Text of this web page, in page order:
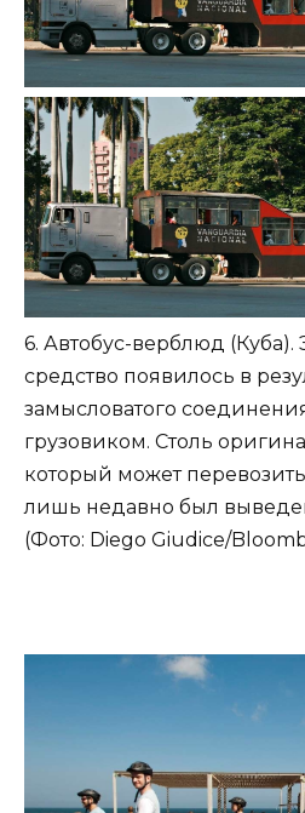
6. Автобус-верблюд (Куба).
средство появилось в
замысловатого
грузовиком. Столь
который может
лишь недавно был
(Фото: Diego Giudice/